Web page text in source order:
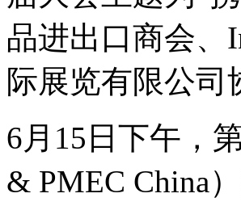
品进出口商会、
际展览有限公司
6月15日下午，
& PMEC China